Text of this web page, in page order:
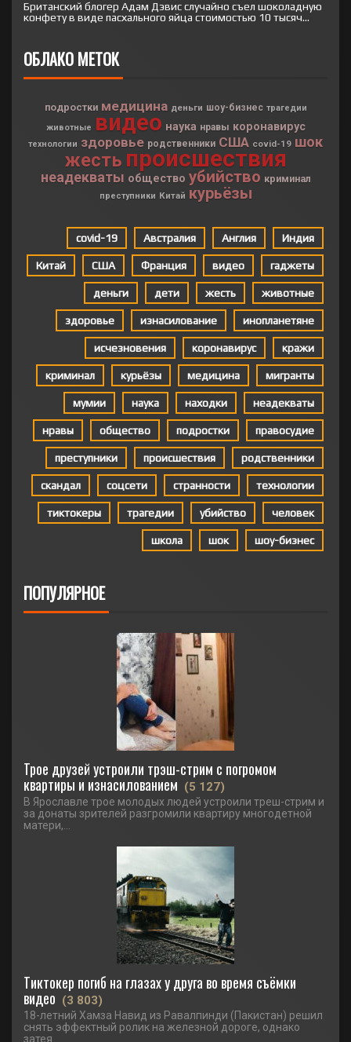
Британский блогер Адам Дэвис случайно съел шоколадную
конфету в виде пасхального яйца стоимостью 10 тысяч...
ОБЛАКО МЕТОК
подростки медицина деньги шоу-бизнес трагедии
животные видео наука нравы коронавирус
технологии здоровье родственники США covid-19 шок
жесть происшествия
неадекваты общество убийство криминал
преступники Китай курьёзы
covid-19 Австралия Англия Индия
Китай США Франция видео гаджеты
деньги дети жесть животные
здоровье изнасилование инопланетяне
исчезновения коронавирус кражи
криминал курьёзы медицина мигранты
мумии наука находки неадекваты
нравы общество подростки правосудие
преступники происшествия родственники
скандал соцсети странности технологии
тиктокеры трагедии убийство человек
школа шок шоу-бизнес
ПОПУЛЯРНОЕ
Трое друзей устроили трэш-стрим с погромом
квартиры и изнасилованием (5 127)
В Ярославле трое молодых людей устроили треш-стрим и
за донаты зрителей разгромили квартиру многодетной
матери,...
Тиктокер погиб на глазах у друга во время съёмки
видео (3 803)
18-летний Хамза Навид из Равалпинди (Пакистан) решил
снять эффектный ролик на железной дороге, однако
затея...